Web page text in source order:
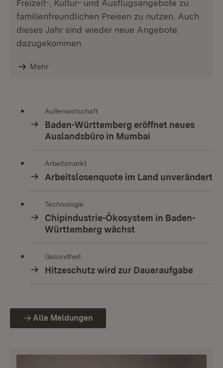
Freizeit-, Kultur- und Ausflugsangebote zu
familienfreundlichen Preisen zu nutzen. Auch
dieses Jahr sind wieder neue Angebote
dazugekommen.
Mehr
Außenwirtschaft
Baden-Württemberg eröffnet neues
Auslandsbüro in Mumbai
Arbeitsmarkt
Arbeitslosenquote im Land unverändert
Technologie
Chipindustrie-Ökosystem in Baden-
Württemberg wächst
Gesundheit
Hitzeschutz wird zur Daueraufgabe
Alle Meldungen